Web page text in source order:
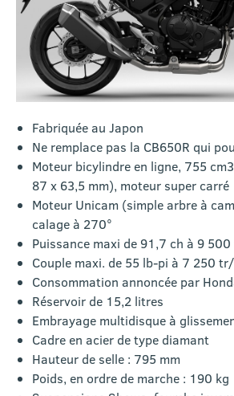
Fabriquée au Japon
Ne remplace pas la CB650R qui
Moteur bicylindre en ligne, 755
87 x 63,5 mm), moteur super carré
Moteur Unicam (simple arbre à
calage à 270°
Puissance maxi de 91,7 ch à 9
Couple maxi. de 55 lb-pi à 7 250
Consommation annoncée par
Réservoir de 15,2 litres
Embrayage multidisque à
Cadre en acier de type diamant
Hauteur de selle : 795 mm
Poids, en ordre de marche : 190 kg